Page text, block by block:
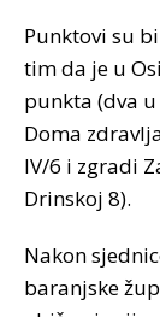
Punktovi su
tim da je u
punkta (dva
Doma
IV/6 i zgradi
Drinskoj 8).
Nakon
baranjske